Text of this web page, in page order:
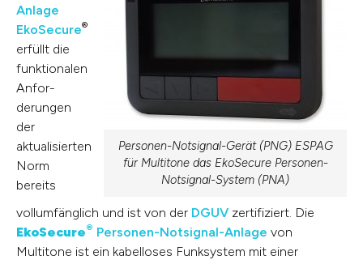
Personen-Notsignal-Gerät (PNG) ESPAG
für Multitone das EkoSecure Personen-
Notsignal-System (PNA)
Anlage
EkoSecure®
erfüllt die
funktionalen
Anfor­
derungen
der
aktualisierten
Norm
bereits
vollumfänglich und ist von der DGUV zertifiziert. Die
EkoSecure® Personen-Notsignal-Anlage von
Multitone ist ein kabelloses Funksystem mit einer